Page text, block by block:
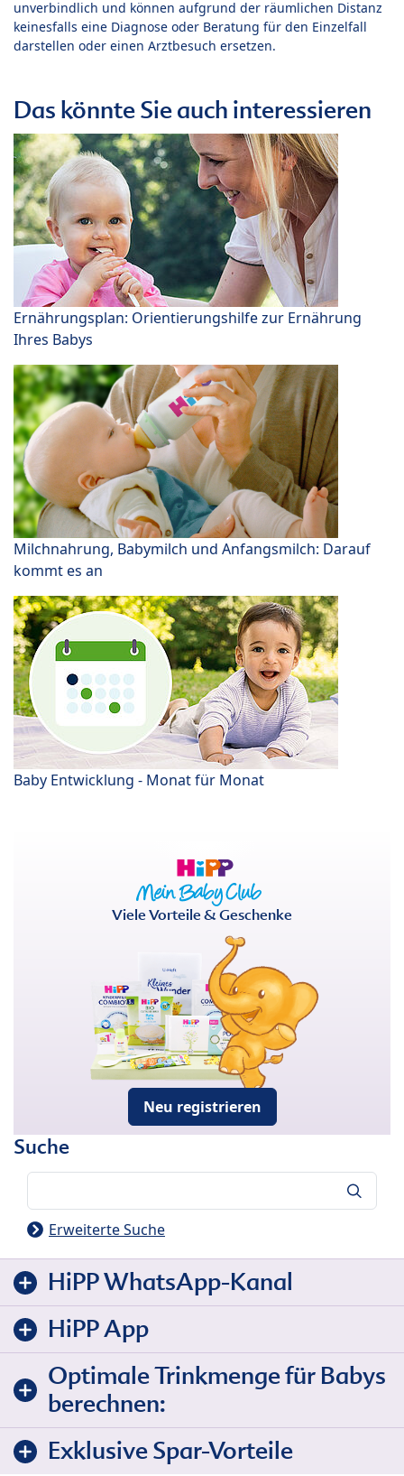
unverbindlich und können aufgrund der räumlichen Distanz
keinesfalls eine Diagnose oder Beratung für den Einzelfall
darstellen oder einen Arztbesuch ersetzen.
Das könnte Sie auch interessieren
Ernährungsplan: Orientierungshilfe zur Ernährung
Ihres Babys
Milchnahrung, Babymilch und Anfangsmilch: Darauf
kommt es an
Baby Entwicklung - Monat für Monat
Viele Vorteile & Geschenke
Neu registrieren
Suche
Erweiterte Suche
HiPP WhatsApp-Kanal
HiPP App
Optimale Trinkmenge für Babys
berechnen:
Exklusive Spar-Vorteile